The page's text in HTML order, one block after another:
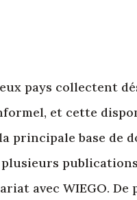
pays collectent
et cette
principale base de
plusieurs
avec WIEGO. De